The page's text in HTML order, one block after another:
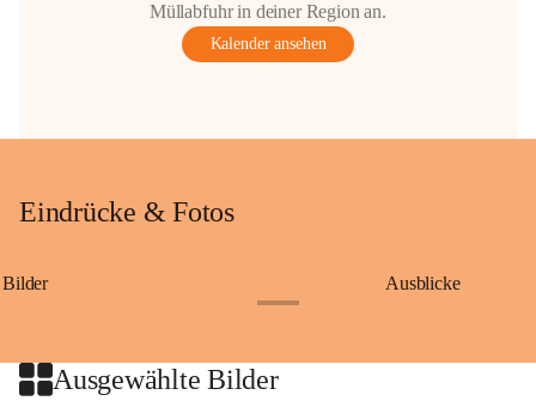
Müllabfuhr in deiner Region an.
Kalender ansehen
Eindrücke & Fotos
Bilder Ausblicke
Ausgewählte Bilder